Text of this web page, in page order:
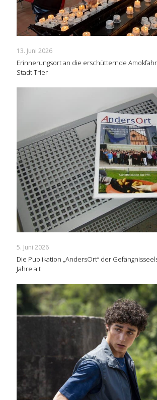
13. Juni 2026
Erinnerungsort an die erschütternde
Stadt Trier
5. Juni 2026
Die Publikation „AndersOrt“ der
Jahre alt